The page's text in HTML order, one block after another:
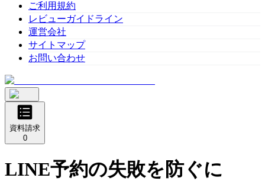
ご利用規約
レビューガイドライン
運営会社
サイトマップ
お問い合わせ
資料請求
0
LINE予約の失敗を防ぐに